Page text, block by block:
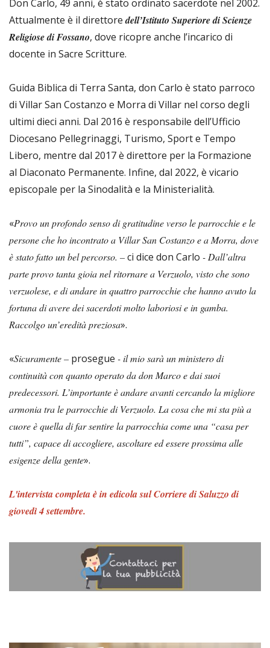
Don Carlo, 49 anni, è stato ordinato sacerdote nel 2002.
Attualmente è il direttoredell’Istituto Superiore di Scienze
Religiose di Fossano, dove ricopre anche l’incarico di
docente in Sacre Scritture.
Guida Biblica di Terra Santa, don Carlo è stato parroco
di Villar San Costanzo e Morra di Villar nel corso degli
ultimi dieci anni. Dal 2016 è responsabile dell’Ufficio
Diocesano Pellegrinaggi, Turismo, Sport e Tempo
Libero, mentre dal 2017 è direttore per la Formazione
al Diaconato Permanente. Infine, dal 2022, è vicario
episcopale per la Sinodalità e la Ministerialità.
«Provo un profondo senso di gratitudine verso le parrocchie e le
persone che ho incontrato a Villar San Costanzo e a Morra, dove
è stato fatto un bel percorso. –ci dice don Carlo - Dall’altra
parte provo tanta gioia nel ritornare a Verzuolo, visto che sono
verzuolese, e di andare in quattro parrocchie che hanno avuto la
fortuna di avere dei sacerdoti molto laboriosi e in gamba.
Raccolgo un’eredità preziosa».
«Sicuramente – prosegue - il mio sarà un ministero di
continuità con quanto operato da don Marco e dai suoi
predecessori. L’importante è andare avanti cercando la migliore
armonia tra le parrocchie di Verzuolo. La cosa che mi sta più a
cuore è quella di far sentire la parrocchia come una “casa per
tutti”, capace di accogliere, ascoltare ed essere prossima alle
esigenze della gente».
L'intervista completa è in edicola sul Corriere di Saluzzo di
giovedì 4 settembre.